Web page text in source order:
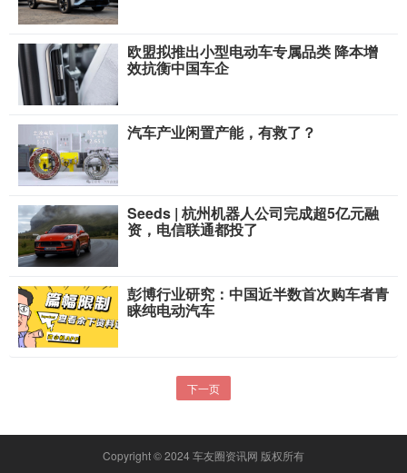
欧盟拟推出小型电动车专属品类 降本增
效抗衡中国车企
汽车产业闲置产能，有救了？
Seeds | 杭州机器人公司完成超5亿元融
资，电信联通都投了
彭博行业研究：中国近半数首次购车者青
睐纯电动汽车
下一页
Copyright © 2024 车友圈资讯网 版权所有